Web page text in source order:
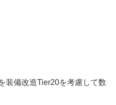
備改造Tier20を考慮して数